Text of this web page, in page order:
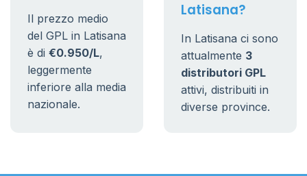
Il prezzo medio
del GPL in Latisana
è di €0.950/L,
leggermente
inferiore alla media
nazionale.
Latisana?
In Latisana ci sono
attualmente 3
distributori GPL
attivi, distribuiti in
diverse province.